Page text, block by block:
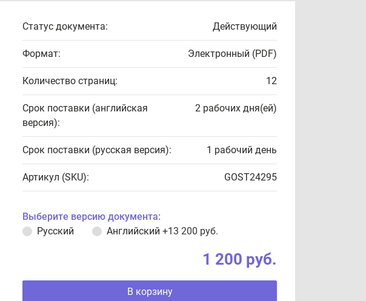
Статус документа: Действующий
Формат: Электронный (PDF)
Количество страниц: 12
Срок поставки (английская
версия):
2 рабочих дня(ей)
Срок поставки (русская версия): 1 рабочий день
Артикул (SKU): GOST24295
Выберите версию документа:
Русский
Английский +13 200 руб.
1 200 руб.
В корзину